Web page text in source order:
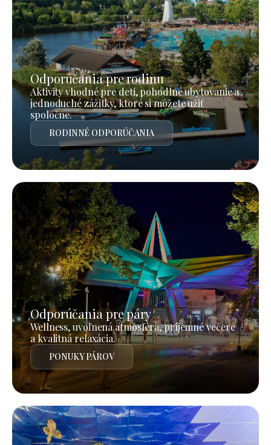
Odporúčania pre rodinu
Aktivity vhodné pre deti, pohodlné ubytovanie a
jednoduché zážitky, ktoré si môžete užiť
spoločne.
RODINNÉ ODPORÚČANIA
Odporúčania pre páry
Wellness, uvoľnená atmosféra, príjemné večere
a kvalitná relaxácia.
PONUKY PÁROV